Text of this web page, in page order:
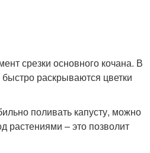
срезки основного кочана. В
раскрываются цветки
поливать капусту, можно
растениями – это позволит